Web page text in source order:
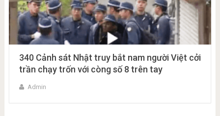
340 Cảnh sát Nhật truy bắt nam người Việt cởi
trần chạy trốn với còng số 8 trên tay
Admin